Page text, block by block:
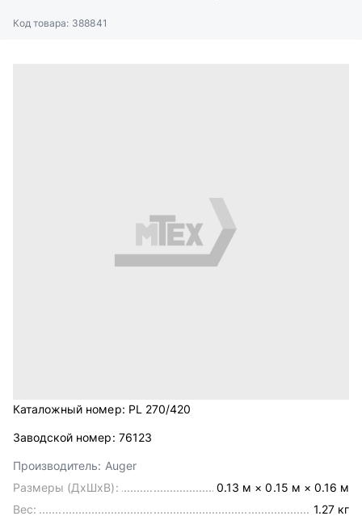
Код товара: 388841
Каталожный номер: PL 270/420
Заводской номер: 76123
Производитель: Auger
Размеры (ДхШхВ):
0.13 м × 0.15 м × 0.16 м
Вес:
1.27 кг